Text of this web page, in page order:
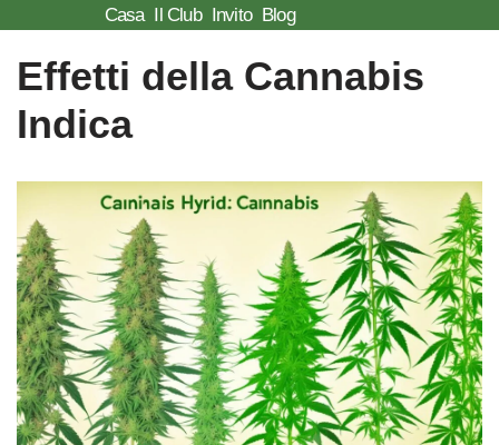
Vai
al
contenuto
Casa Il Club Invito Blog
Effetti della Cannabis
Indica